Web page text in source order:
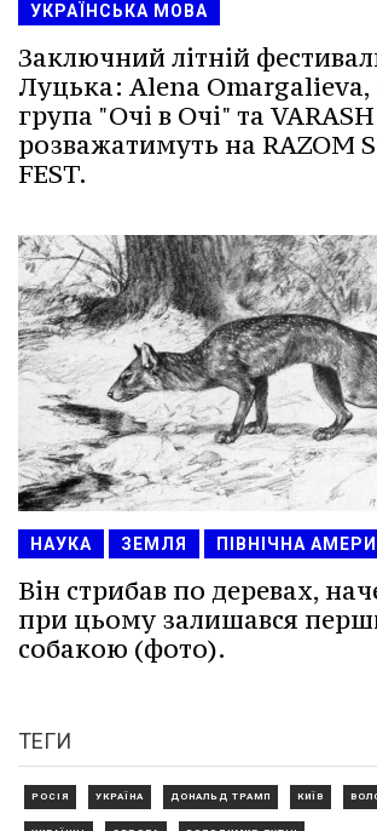
УКРАЇНСЬКА МОВА
Заключний літній
Луцька: Alena
група "Очі в Очі" та VARASH
розважатимуть на RAZOM
FEST.
НАУКА ЗЕМЛЯ ПІВНІЧНА
Він стрибав по деревах,
при цьому залишався
собакою (фото).
ТЕГИ
РОСІЯ УКРАЇНА ДОНАЛЬД ТРАМП КИЇВ